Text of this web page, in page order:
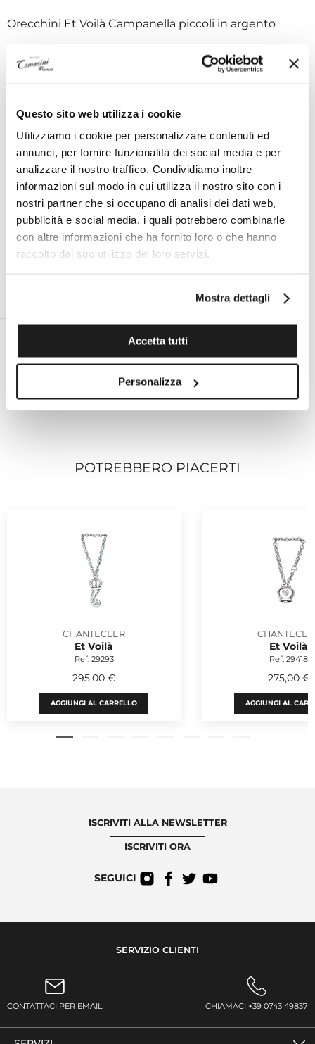
Questo sito web utilizza i cookie
Utilizziamo i cookie per personalizzare contenuti ed
annunci, per fornire funzionalità dei social media e per
analizzare il nostro traffico. Condividiamo inoltre
informazioni sul modo in cui utilizza il nostro sito con i
nostri partner che si occupano di analisi dei dati web,
pubblicità e social media, i quali potrebbero combinarle
con altre informazioni che ha fornito loro o che hanno
raccolto dal suo utilizzo dei loro servizi.
Mostra dettagli
Accetta tutti
Personalizza
Orecchini Et Voilà Campanella piccoli in argento
Composizione
Argento GR 7,40
Specifiche tecniche
I VANTAGGI DI ACQUISTARE DA TOMASINI
FRANCIA
ASSISTENZA TECNICA UFFICIALE
PER TUTTE LE MARCHE
PER ORDINI SUPERIORI A €99
POTREBBERO PIACERTI
CHANTECLER
Et Voilà
Ref. 29293
295,00 €
AGGIUNGI AL CARRELLO
Et Voilà
Ref. 29418
275,00 €
AGGIUNGI AL
ISCRIVITI ALLA NEWSLETTER
ISCRIVITI ORA
SEGUICI
SERVIZIO CLIENTI
CONTATTACI PER EMAIL CHIAMACI +39 0743 49837